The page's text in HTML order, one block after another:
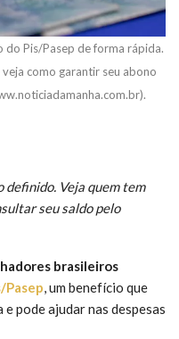
Pis/Pasep de forma rápida.
como garantir seu abono
Veja quem tem
seu saldo pelo
brasileiros
Pasep, um benefício que
pode ajudar nas despesas